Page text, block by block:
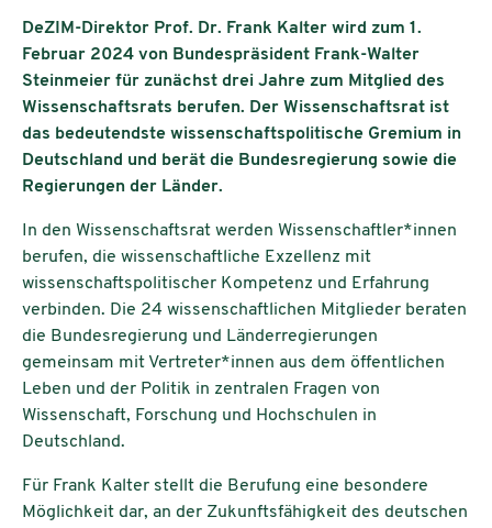
DeZIM-Direktor Prof. Dr. Frank Kalter wird zum 1.
Februar 2024 von Bundespräsident Frank-Walter
Steinmeier für zunächst drei Jahre zum Mitglied des
Wissenschaftsrats berufen. Der Wissenschaftsrat ist
das bedeutendste wissenschaftspolitische Gremium in
Deutschland und berät die Bundesregierung sowie die
Regierungen der Länder.
In den Wissenschaftsrat werden Wissenschaftler*innen
berufen, die wissenschaftliche Exzellenz mit
wissenschaftspolitischer Kompetenz und Erfahrung
verbinden. Die 24 wissenschaftlichen Mitglieder beraten
die Bundesregierung und Länderregierungen
gemeinsam mit Vertreter*innen aus dem öffentlichen
Leben und der Politik in zentralen Fragen von
Wissenschaft, Forschung und Hochschulen in
Deutschland.
Für Frank Kalter stellt die Berufung eine besondere
Möglichkeit dar, an der Zukunftsfähigkeit des deutschen